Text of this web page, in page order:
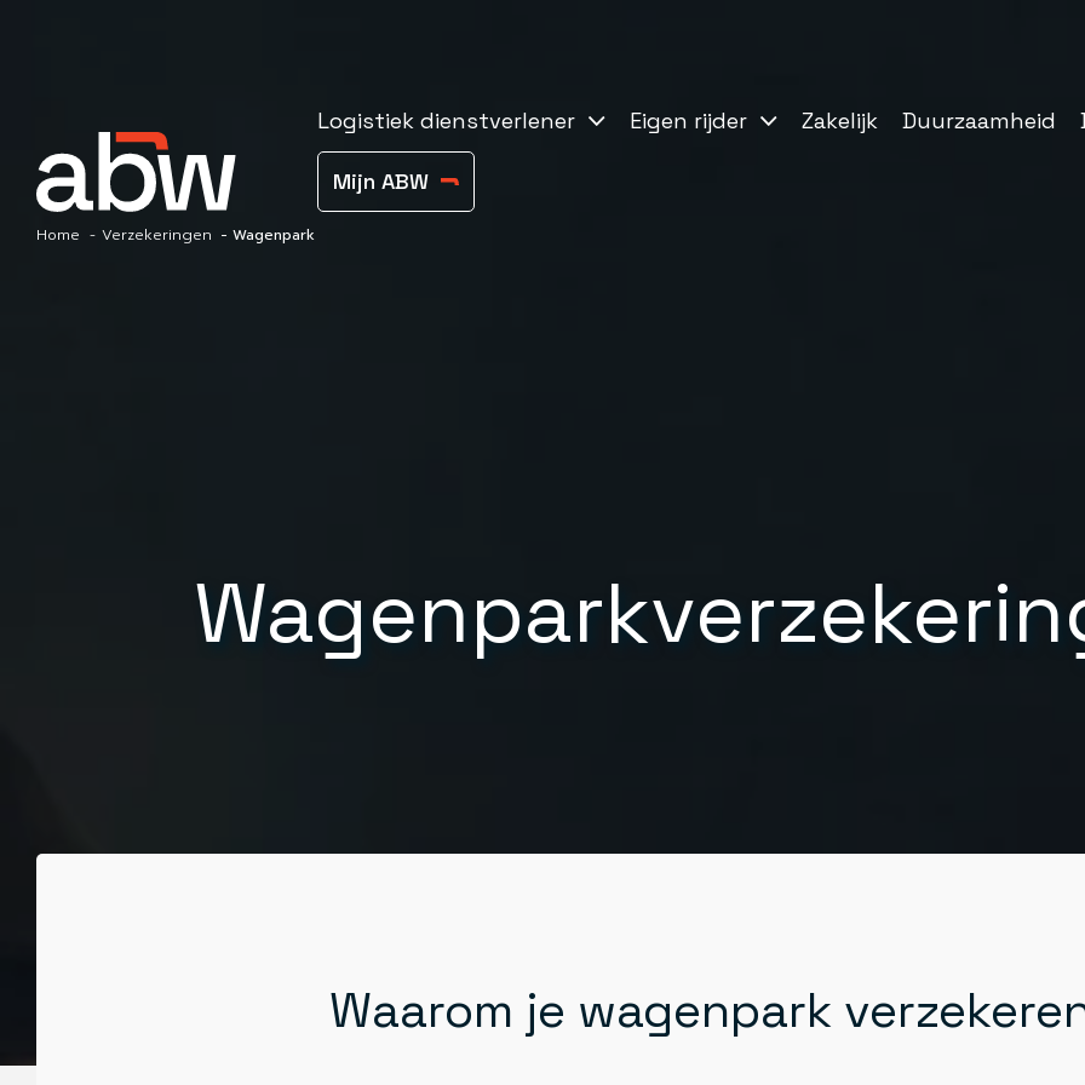
Logistiek dienstverlener Eigen rijder Zakelijk Duurzaamheid
Mijn ABW
Home Verzekeringen Wagenpark
Wagenpark
Waarom je wagenpark